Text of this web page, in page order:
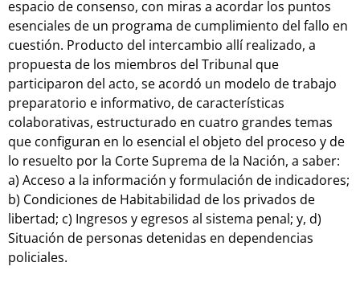
espacio de consenso, con miras a acordar los puntos
esenciales de un programa de cumplimiento del fallo en
cuestión. Producto del intercambio allí realizado, a
propuesta de los miembros del Tribunal que
participaron del acto, se acordó un modelo de trabajo
preparatorio e informativo, de características
colaborativas, estructurado en cuatro grandes temas
que configuran en lo esencial el objeto del proceso y de
lo resuelto por la Corte Suprema de la Nación, a saber:
a) Acceso a la información y formulación de indicadores;
b) Condiciones de Habitabilidad de los privados de
libertad; c) Ingresos y egresos al sistema penal; y, d)
Situación de personas detenidas en dependencias
policiales.